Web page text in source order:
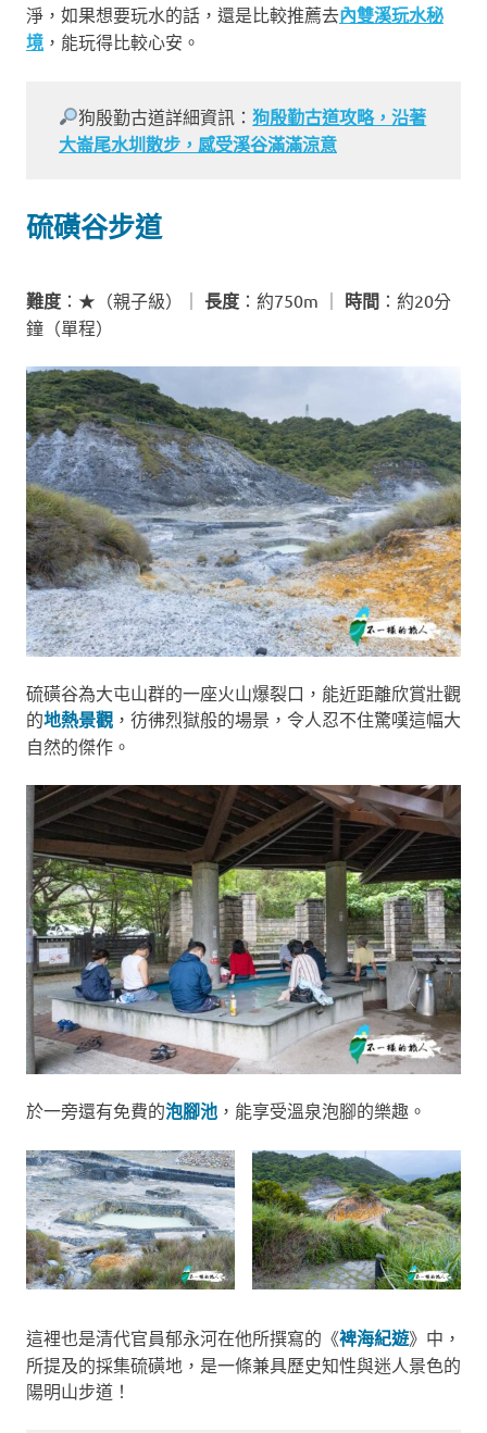
淨，如果想要玩水的話，還是比較推薦去內雙溪玩水秘
境 ，能玩得比較心安。
狗殷勤古道詳細資訊：狗殷勤古道攻略，沿著
大崙尾水圳散步，感受溪谷滿滿涼意
硫磺谷步道
難度 ：★（親子級）｜ 長度 ：約750m ｜ 時間 ：約20分
鐘（單程）
硫磺谷為大屯山群的一座火山爆裂口，能近距離欣賞壯觀
的地熱景觀 ，彷彿烈獄般的場景，令人忍不住驚嘆這幅大
自然的傑作。
於一旁還有免費的泡腳池 ，能享受溫泉泡腳的樂趣。
這裡也是清代官員郁永河在他所撰寫的《裨海紀遊》中，
所提及的採集硫磺地，是一條兼具歷史知性與迷人景色的
陽明山步道！